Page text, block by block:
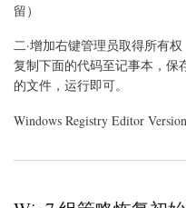
留）
二·增加右键管理员取得所有权
复制下面的代码至记事本，保
的文件，运行即可。
Windows Registry Editor